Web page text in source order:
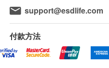
尿素
血肌酸酐
甲狀腺
HK$3,600.0
男性癌症指標檢查計劃
(包括: 甲種胚胎蛋白(肝),
(胃), 癌胚抗原(結腸), 艾柏
癌抗原, 游離前列腺癌抗原 (
諮詢有認可資格的醫生
本服務/產品由商戶
health.ESDlife】並沒
有關此服務/產品的錯
support@esdlife.com
付款方法